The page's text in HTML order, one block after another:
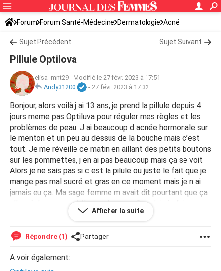
Forum Forum Santé-Médecine Dermatologie Acné
Sujet Précédent Sujet Suivant
Pillule Optilova
elisa_mnt29 - Modifié le 27 févr. 2023 à 17:51
Andy31200
- 27 févr. 2023 à 17:32
Bonjour, alors voilà j ai 13 ans, je prend la pillule depuis 4
jours meme pas Optiluva pour réguler mes règles et les
problèmes de peau. J ai beaucoup d acnée hormonale sur
le menton et un peu au dessus de la bouche mais c’est
tout. Je me réveille ce matin en aillant des petits boutons
sur les pommettes, j en ai pas beaucoup mais ça se voit
Alors je ne sais pas si c est la pilule ou juste le fait que je
mange pas mal sucré et gras en ce moment mais je n ai
jamais eu ça. Ma sage femme m avait dit pourtant que ça
aller régler mes problèmes de peau. Que dois je faire pour
éviter d avoir + d acnée sur les joues et le menton et
conseiller vous ?
Afficher la suite
Répondre (1) Partager
A voir également: